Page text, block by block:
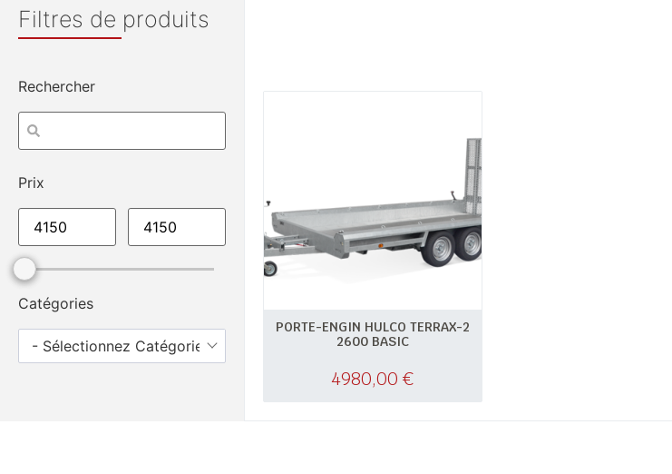
Filtres de produits
Rechercher
Prix
Catégories
- Sélectionnez Catégories -
PORTE-ENGIN HULCO TERRAX-2
2600 BASIC
4980,00€